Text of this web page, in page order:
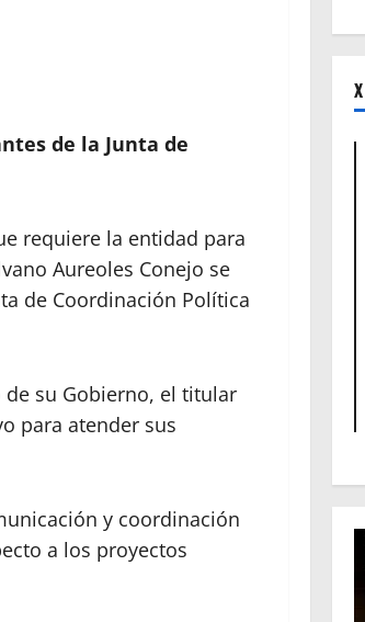
de la Junta de
requiere la entidad para
Aureoles Conejo se
de Coordinación Política
su Gobierno, el titular
para atender sus
y coordinación
a los proyectos